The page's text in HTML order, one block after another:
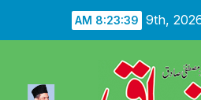
8:23:41 AM